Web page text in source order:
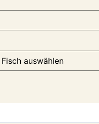
auswählen